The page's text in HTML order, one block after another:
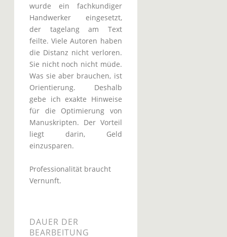
wurde ein fachkundiger
Handwerker eingesetzt,
der tagelang am Text
feilte. Viele Autoren haben
die Distanz nicht verloren.
Sie nicht noch nicht müde.
Was sie aber brauchen, ist
Orientierung. Deshalb
gebe ich exakte Hinweise
für die Optimierung von
Manuskripten. Der Vorteil
liegt darin, Geld
einzusparen.
Professionalität braucht
Vernunft.
DAUER DER
BEARBEITUNG